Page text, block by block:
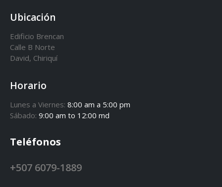
Ubicación
Edificio Brencan
Calle B Norte
David, Chiriquí
Horario
Lunes a Viernes: 8:00 am a 5:00 pm
Sábado: 9:00 am to 12:00 md
Teléfonos
+507 6079-1889